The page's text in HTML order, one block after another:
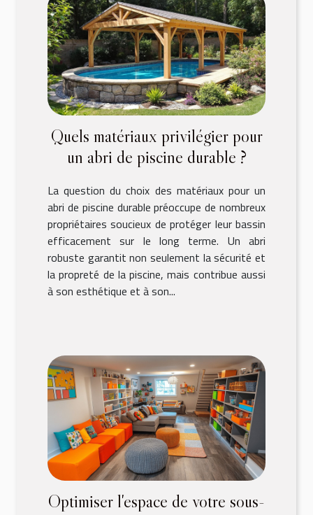
Quels matériaux privilégier pour
un abri de piscine durable ?
La question du choix des matériaux pour un
abri de piscine durable préoccupe de nombreux
propriétaires soucieux de protéger leur bassin
efficacement sur le long terme. Un abri
robuste garantit non seulement la sécurité et
la propreté de la piscine, mais contribue aussi
à son esthétique et à son...
Optimiser l'espace de votre sous-